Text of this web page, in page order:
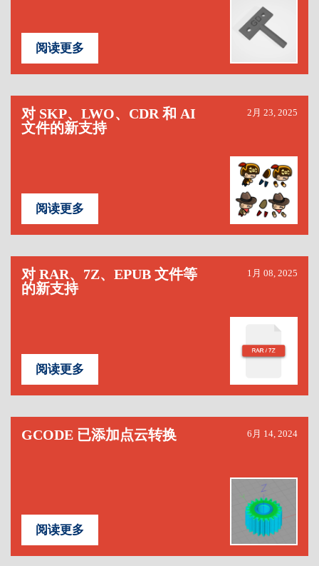
阅读更多
对 SKP、LWO、CDR 和 AI
文件的新支持
2月 23, 2025
阅读更多
对 RAR、7Z、EPUB 文件等
的新支持
1月 08, 2025
阅读更多
GCODE 已添加点云转换 6月 14, 2024
阅读更多